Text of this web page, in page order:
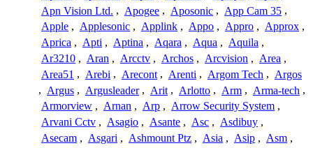
Apn Vision Ltd. , Apogee , Aposonic , App Cam 35 ,
Apple , Applesonic , Applink , Appo , Appro , Approx ,
Aprica , Apti , Aptina , Aqara , Aqua , Aquila ,
Ar3210 , Aran , Arcctv , Archos , Arcvision , Area ,
Area51 , Arebi , Arecont , Arenti , Argom Tech , Argos
, Argus , Argusleader , Arit , Arlotto , Arm , Arma-tech ,
Armorview , Arnan , Arp , Arrow Security System ,
Arvani Cctv , Asagio , Asante , Asc , Asdibuy ,
Asecam , Asgari , Ashmount Ptz , Asia , Asip , Asm ,